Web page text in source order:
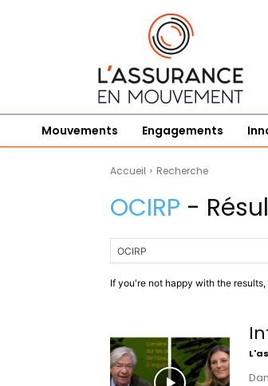
Mouvements Engagements
Accueil Recherche
OCIRP -
If you're not happy with the